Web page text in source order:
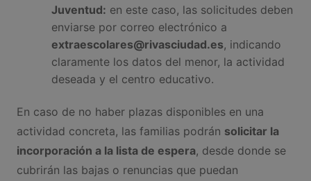
Juventud: en este caso, las solicitudes deben
enviarse por correo electrónico a
extraescolares@rivasciudad.es, indicando
claramente los datos del menor, la actividad
deseada y el centro educativo.
En caso de no haber plazas disponibles en una
actividad concreta, las familias podrán solicitar la
incorporación a la lista de espera, desde donde se
cubrirán las bajas o renuncias que puedan